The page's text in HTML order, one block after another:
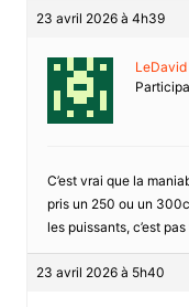
23 avril 2026 à 4h39
LeDavid
C’est vrai que la
pris un 250 ou un
les puissants, c’est
23 avril 2026 à 5h40